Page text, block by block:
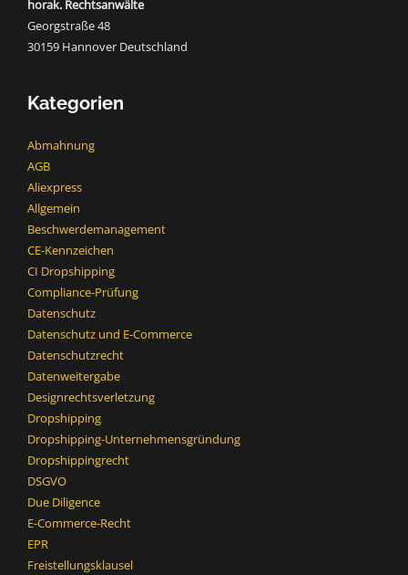
horak. Rechtsanwälte
Georgstraße 48
30159 Hannover Deutschland
Kategorien
Abmahnung
AGB
Aliexpress
Allgemein
Beschwerdemanagement
CE-Kennzeichen
CI Dropshipping
Compliance-Prüfung
Datenschutz
Datenschutz und E-Commerce
Datenschutzrecht
Datenweitergabe
Designrechtsverletzung
Dropshipping
Dropshipping-Unternehmensgründung
Dropshippingrecht
DSGVO
Due Diligence
E-Commerce-Recht
EPR
Freistellungsklausel